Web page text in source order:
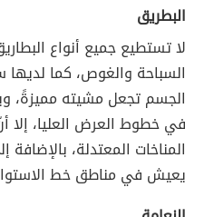
البطريق
لا تستطيع جميع أنواع
السباحة والغوص، كما لديها
الجسم تجعل مشيته مميزةً،
في خطوط العرض العليا،
المناخات المعتدلة،
يعيش في مناطق خط